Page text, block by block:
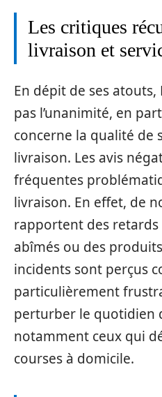
Les critiques
livraison et
En dépit de ses
pas l’unanimité, en
concerne la qualité de
livraison. Les avis
fréquentes
livraison. En effet, de
rapportent des retards
abîmés ou des
incidents sont perçus
particulièrement
perturber le quotidien
notamment ceux qui
courses à domicile.